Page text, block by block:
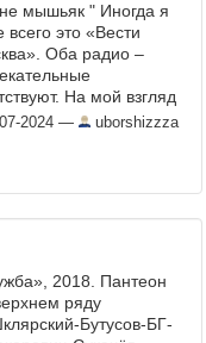
мышьяк " Иногда я
это «Вести
Оба радио –
На мой взгляд
в ФМ-диапозоне
...
2024 — uborshizzza
2018. Пантеон
ряду
Бутусов-БГ-